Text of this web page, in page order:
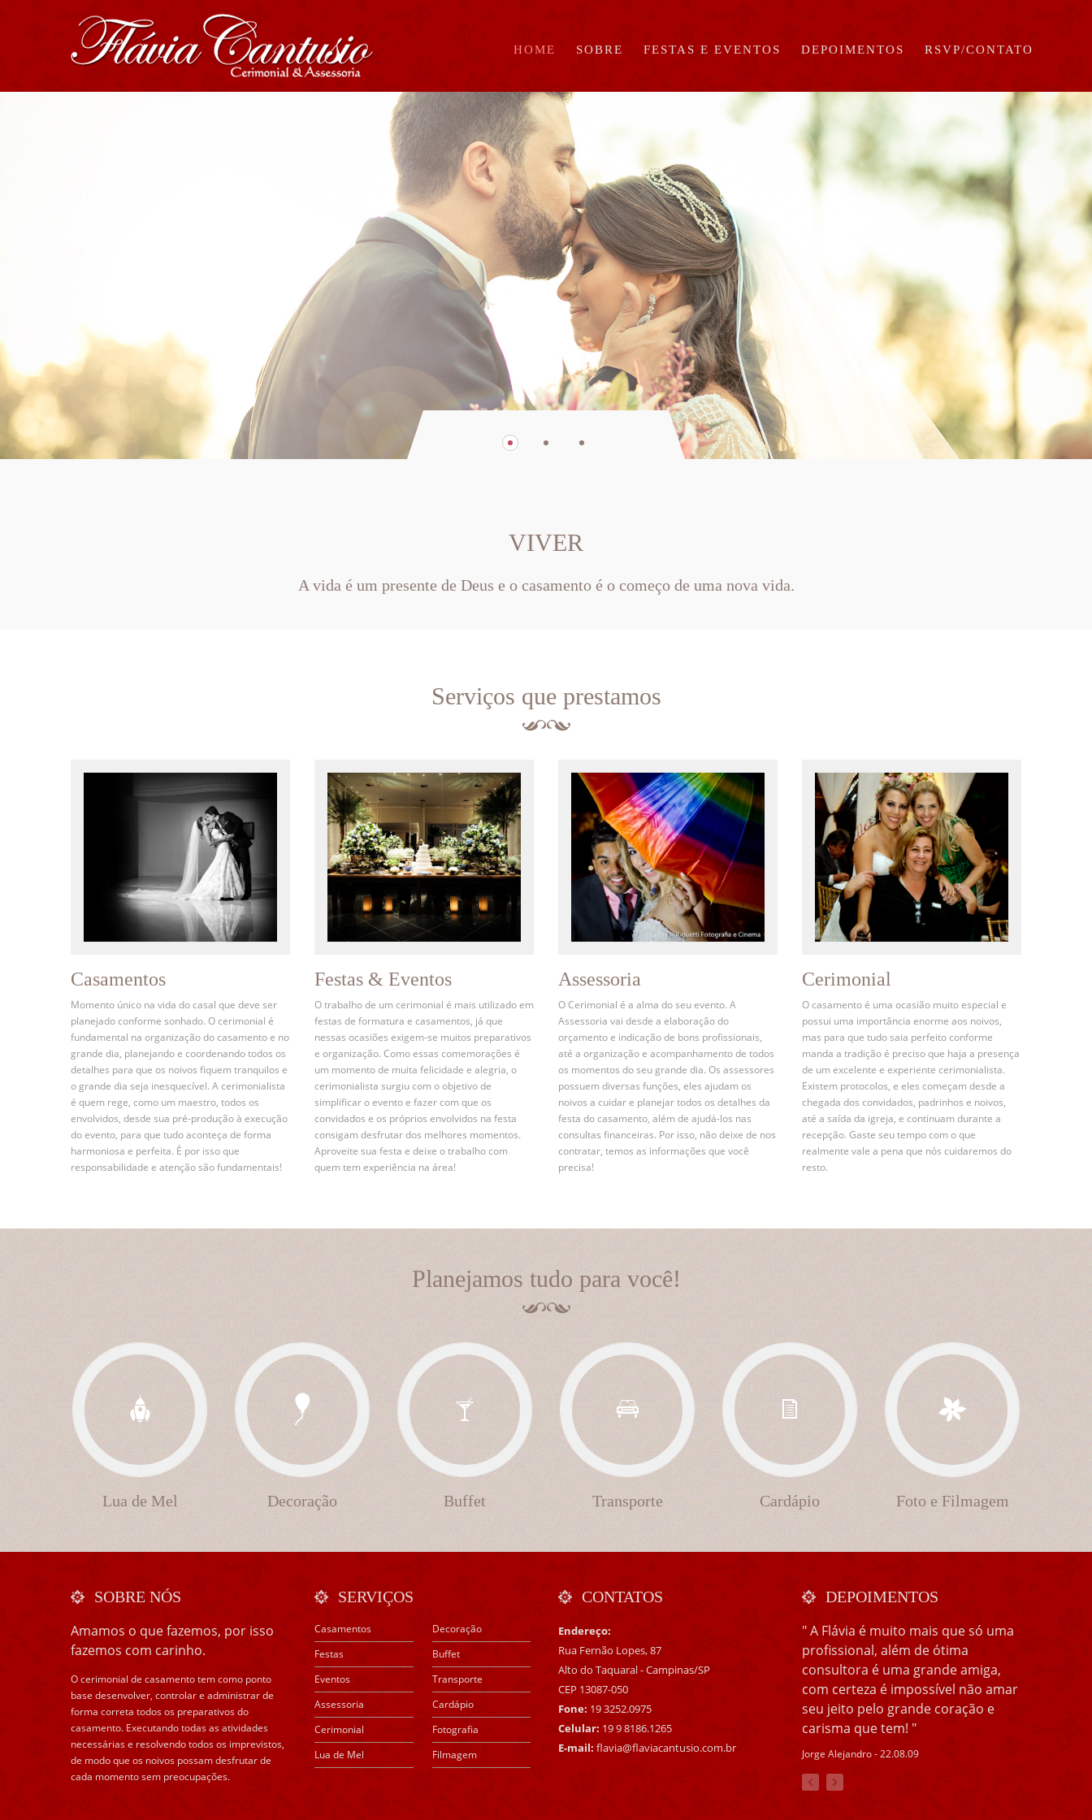
HOME SOBRE FESTAS E EVENTOS DEPOIMENTOS RSVP/CONTATO
VIVER
A vida é um presente de Deus e o casamento é o começo de uma nova vida.
Serviços que prestamos
Casamentos
Momento único na vida do casal que deve ser
planejado conforme sonhado. O cerimonial é
fundamental na organização do casamento e no
grande dia, planejando e coordenando todos os
detalhes para que os noivos fiquem tranquilos e
o grande dia seja inesquecível. A cerimonialista
é quem rege, como um maestro, todos os
envolvidos, desde sua pré-produção à execução
do evento, para que tudo aconteça de forma
harmoniosa e perfeita. É por isso que
responsabilidade e atenção são fundamentais!
Festas & Eventos
O trabalho de um cerimonial é mais utilizado em
festas de formatura e casamentos, já que
nessas ocasiões exigem-se muitos preparativos
e organização. Como essas comemorações é
um momento de muita felicidade e alegria, o
cerimonialista surgiu com o objetivo de
simplificar o evento e fazer com que os
convidados e os próprios envolvidos na festa
consigam desfrutar dos melhores momentos.
Aproveite sua festa e deixe o trabalho com
quem tem experiência na área!
Assessoria
O Cerimonial é a alma do seu evento. A
Assessoria vai desde a elaboração do
orçamento e indicação de bons profissionais,
até a organização e acompanhamento de todos
os momentos do seu grande dia. Os assessores
possuem diversas funções, eles ajudam os
noivos a cuidar e planejar todos os detalhes da
festa do casamento, além de ajudá-los nas
consultas financeiras. Por isso, não deixe de nos
contratar, temos as informações que você
precisa!
Cerimonial
O casamento é uma ocasião muito especial e
possui uma importância enorme aos noivos,
mas para que tudo saia perfeito conforme
manda a tradição é preciso que haja a presença
de um excelente e experiente cerimonialista.
Existem protocolos, e eles começam desde a
chegada dos convidados, padrinhos e noivos,
até a saída da igreja, e continuam durante a
recepção. Gaste seu tempo com o que
realmente vale a pena que nós cuidaremos do
resto.
Planejamos tudo para você!
Lua de Mel Decoração Buffet Transporte Cardápio Foto e Filmagem
SOBRE NÓS
Amamos o que fazemos, por isso
fazemos com carinho.
O cerimonial de casamento tem como ponto
base desenvolver, controlar e administrar de
forma correta todos os preparativos do
casamento. Executando todas as atividades
necessárias e resolvendo todos os imprevistos,
de modo que os noivos possam desfrutar de
cada momento sem preocupações.
SERVIÇOS
Casamentos
Festas
Eventos
Assessoria
Cerimonial
Lua de Mel
Decoração
Buffet
Transporte
Cardápio
Fotografia
Filmagem
CONTATOS
Endereço:
Rua Fernão Lopes, 87
Alto do Taquaral - Campinas/SP
CEP 13087-050
Fone: 19 3252.0975
Celular: 19 9 8186.1265
E-mail: flavia@flaviacantusio.com.br
DEPOIMENTOS
" A Flávia é muito mais que só uma
profissional, além de ótima
consultora é uma grande amiga,
com certeza é impossível não amar
seu jeito pelo grande coração e
carisma que tem! "
Jorge Alejandro - 22.08.09